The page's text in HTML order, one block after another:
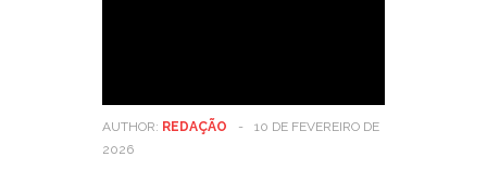
AUTHOR: REDAÇÃO -
10 DE FEVEREIRO DE
2026